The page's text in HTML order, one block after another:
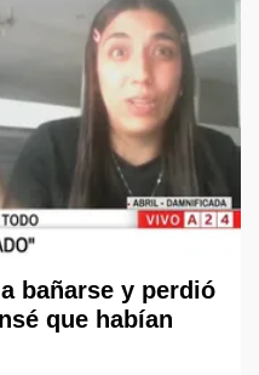
bañarse y perdió
que habían